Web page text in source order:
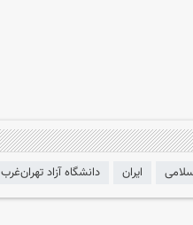
ایران دانشگاه آزاد تهران‌غرب